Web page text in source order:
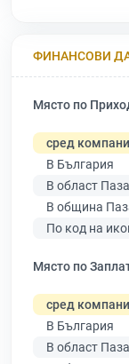
ФИНАНСОВИ
Място по
сред
В България
В област
В община
По код на
Място по
сред
В България
В област